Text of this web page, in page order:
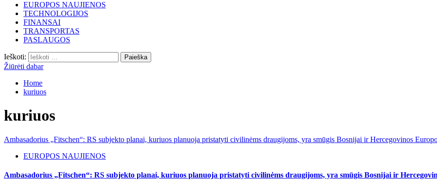
EUROPOS NAUJIENOS
TECHNOLOGIJOS
FINANSAI
TRANSPORTAS
PASLAUGOS
Ieškoti:
Žiūrėti dabar
Home
kuriuos
kuriuos
Ambasadorius „Fitschen“: RS subjekto planai, kuriuos planuoja pristatyti civilinėms draugijoms, yra smūgis Bosnijai ir Hercegovinos
EUROPOS NAUJIENOS
Ambasadorius „Fitschen“: RS subjekto planai, kuriuos planuoja pristatyti civilinėms draugijoms, yra smūgis Bosnijai ir